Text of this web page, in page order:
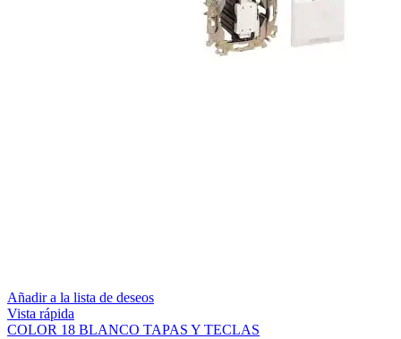
Añadir a la lista de deseos
Vista rápida
COLOR 18 BLANCO TAPAS Y TECLAS